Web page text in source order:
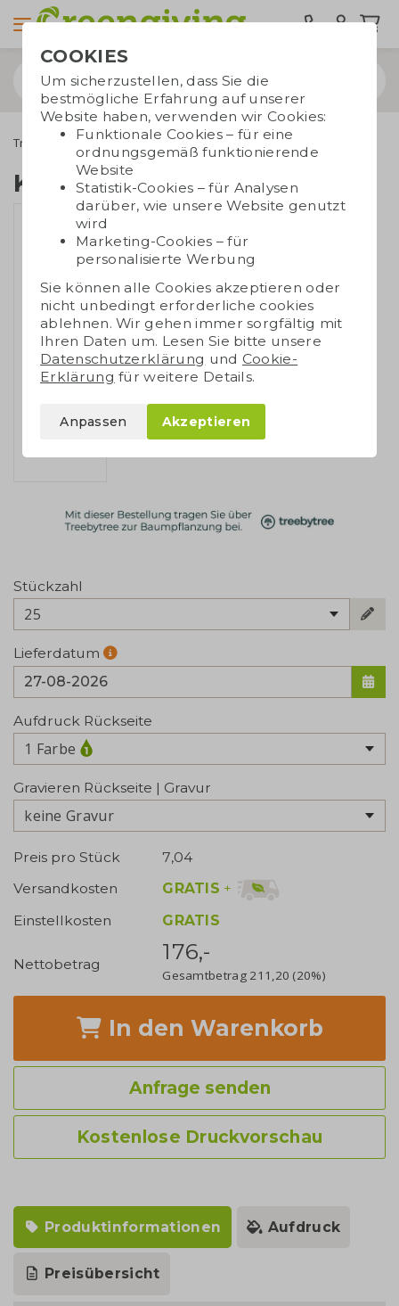
Trinkwaren Gläser und Karaffen Karaffe Glas 800 ml
Karaffe Glas 800 ml
Stückzahl
25
Lieferdatum
Aufdruck Rückseite
1 Farbe
Gravieren Rückseite | Gravur
keine Gravur
Preis pro Stück
7,04
Versandkosten
GRATIS +
Einstellkosten
GRATIS
Nettobetrag 176,-
Gesamtbetrag 211,20 (20%)
In den Warenkorb
Anfrage senden
Kostenlose Druckvorschau
Produktinformationen Aufdruck
Preisübersicht
COOKIES
Um sicherzustellen, dass Sie die
bestmögliche Erfahrung auf unserer
Website haben, verwenden wir Cookies:
Funktionale Cookies – für eine
ordnungsgemäß funktionierende
Website
Statistik-Cookies – für Analysen
darüber, wie unsere Website genutzt
wird
Marketing-Cookies – für
personalisierte Werbung
Sie können alle Cookies akzeptieren oder
nicht unbedingt erforderliche cookies
ablehnen. Wir gehen immer sorgfältig mit
Ihren Daten um. Lesen Sie bitte unsere
Datenschutzerklärung und Cookie-
Erklärung für weitere Details.
Anpassen Akzeptieren